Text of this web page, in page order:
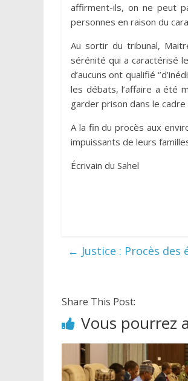
affirment-ils, on ne peut
personnes en raison du
Au sortir du tribunal,
sérénité qui a caractérisé
d’aucuns ont qualifié
les débats, l’affaire a été
garder prison dans le
A la fin du procès aux
impuissants de leurs
Écrivain du Sahel
← Justice : Procès
Share This Post:
Vous pourrez